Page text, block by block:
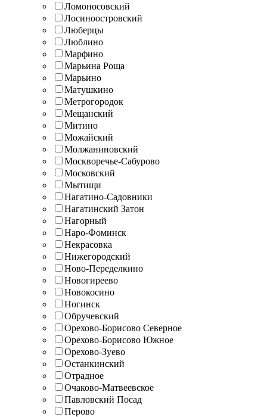
Ломоносовский
Лосиноостровский
Люберцы
Люблино
Марфино
Марьина Роща
Марьино
Матушкино
Метрогородок
Мещанский
Митино
Можайский
Молжаниновский
Москворечье-Сабурово
Московский
Мытищи
Нагатино-Садовники
Нагатинский Затон
Нагорный
Наро-Фоминск
Некрасовка
Нижегородский
Ново-Переделкино
Новогиреево
Новокосино
Ногинск
Обручевский
Орехово-Борисово Северное
Орехово-Борисово Южное
Орехово-Зуево
Останкинский
Отрадное
Очаково-Матвеевское
Павловский Посад
Перово